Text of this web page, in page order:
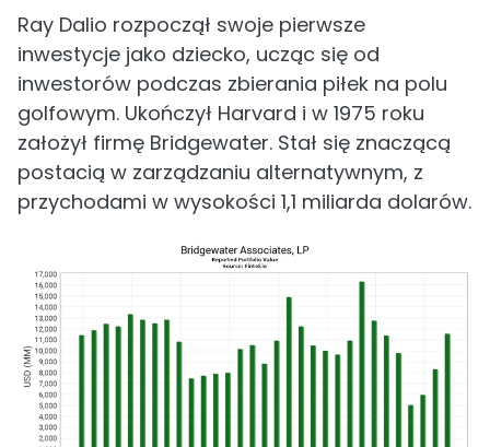
Ray Dalio rozpoczął swoje pierwsze
inwestycje jako dziecko, ucząc się od
inwestorów podczas zbierania piłek na polu
golfowym. Ukończył Harvard i w 1975 roku
założył firmę Bridgewater. Stał się znaczącą
postacią w zarządzaniu alternatywnym, z
przychodami w wysokości 1,1 miliarda dolarów.